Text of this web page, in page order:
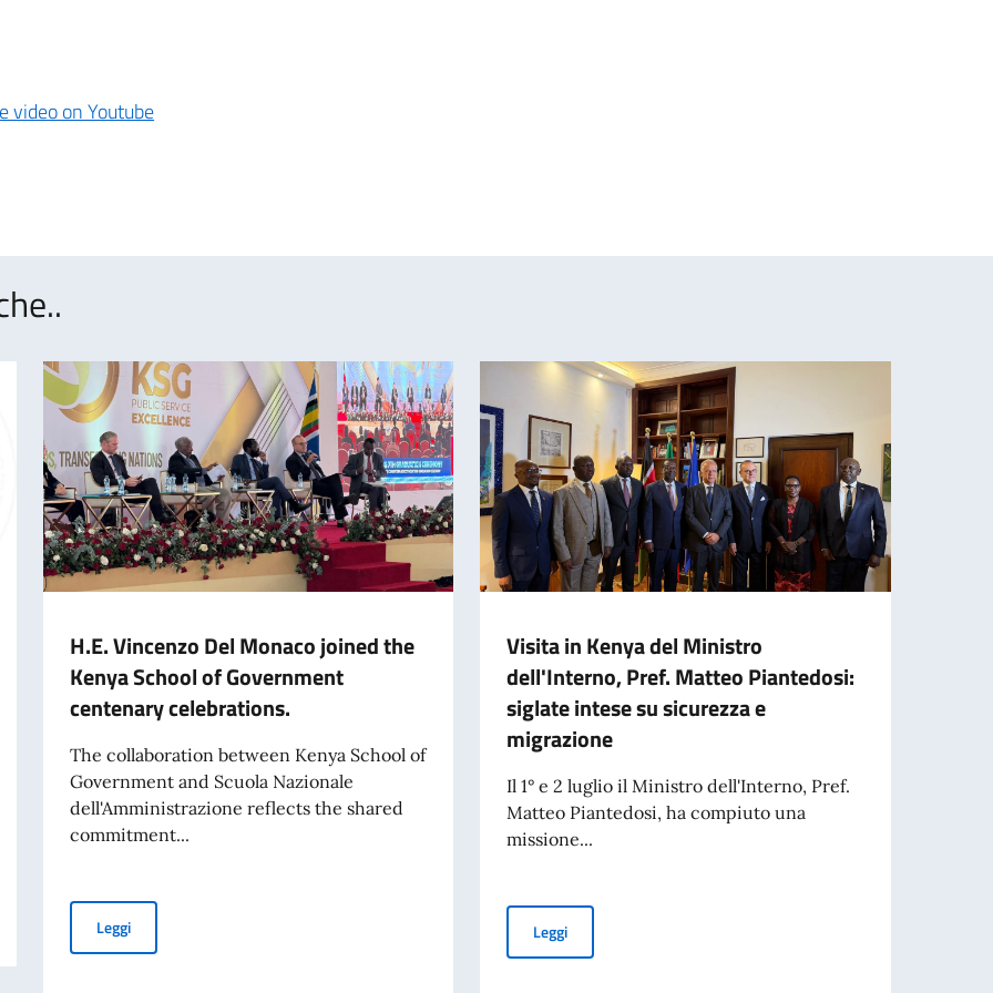
la Terza Relazione annuale sullo stato di attuazione
H.E. Vincenzo Del Monaco joined the
Kenya School of Government
centenary celebrations.
The collaboration between Kenya School of
Government and Scuola Nazionale
dell'Amministrazione reflects the shared
commitment...
LeggiH.E. Vincenzo Del Monaco joined the Kenya School of Government centenary celebrations.
Visita in Kenya del Ministro
dell'Interno, Pref. Matteo Piantedosi:
siglate intese su sicurezza e
migrazione
Il 1° e 2 luglio il Ministro dell'Interno, Pref.
Matteo Piantedosi, ha compiuto una
missione...
LeggiVisita in Kenya del Ministro dell'Interno, Pref. Matteo